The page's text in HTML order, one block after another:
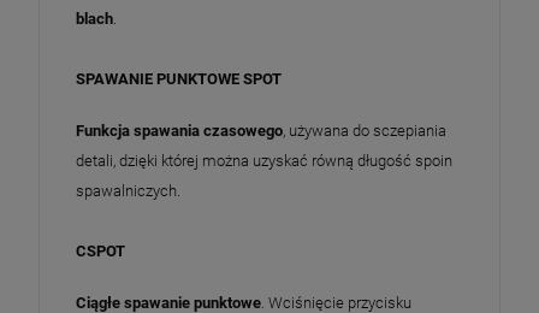
blach.
SPAWANIE PUNKTOWE SPOT
Funkcja spawania czasowego , używana do sczepiania
detali, dzięki której można uzyskać równą długość spoin
spawalniczych.
CSPOT
Ciągłe spawanie punktowe . Wciśnięcie przycisku